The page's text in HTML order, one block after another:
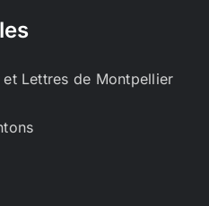
Lettres de Montpellier